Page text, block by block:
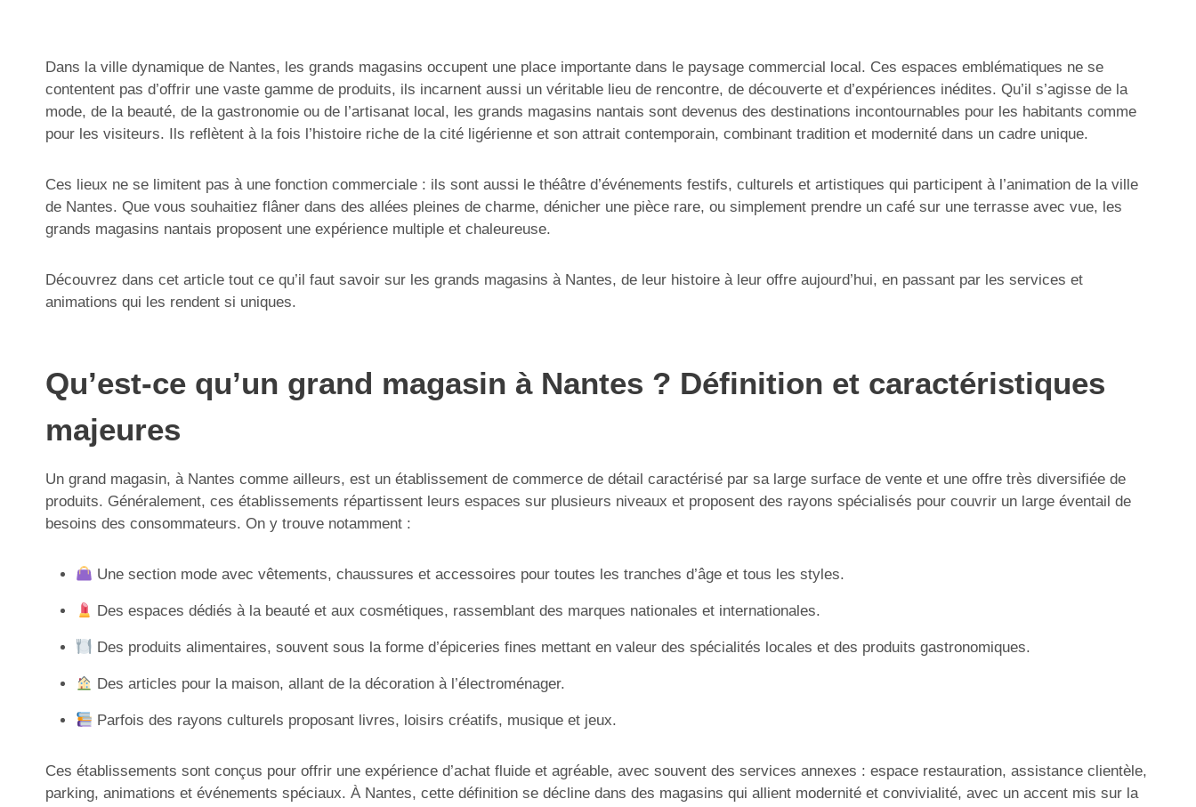
Dans la ville dynamique de Nantes, les grands magasins occupent une place importante dans le paysage commercial local. Ces espaces emblématiques ne se
contentent pas d’offrir une vaste gamme de produits, ils incarnent aussi un véritable lieu de rencontre, de découverte et d’expériences inédites. Qu’il s’agisse de la
mode, de la beauté, de la gastronomie ou de l’artisanat local, les grands magasins nantais sont devenus des destinations incontournables pour les habitants comme
pour les visiteurs. Ils reflètent à la fois l’histoire riche de la cité ligérienne et son attrait contemporain, combinant tradition et modernité dans un cadre unique.
Ces lieux ne se limitent pas à une fonction commerciale : ils sont aussi le théâtre d’événements festifs, culturels et artistiques qui participent à l’animation de la ville
de Nantes. Que vous souhaitiez flâner dans des allées pleines de charme, dénicher une pièce rare, ou simplement prendre un café sur une terrasse avec vue, les
grands magasins nantais proposent une expérience multiple et chaleureuse.
Découvrez dans cet article tout ce qu’il faut savoir sur les grands magasins à Nantes, de leur histoire à leur offre aujourd’hui, en passant par les services et
animations qui les rendent si uniques.
Qu’est-ce qu’un grand magasin à Nantes ? Définition et caractéristiques
majeures
Un grand magasin, à Nantes comme ailleurs, est un établissement de commerce de détail caractérisé par sa large surface de vente et une offre très diversifiée de
produits. Généralement, ces établissements répartissent leurs espaces sur plusieurs niveaux et proposent des rayons spécialisés pour couvrir un large éventail de
besoins des consommateurs. On y trouve notamment :
Une section mode avec vêtements, chaussures et accessoires pour toutes les tranches d’âge et tous les styles.
Des espaces dédiés à la beauté et aux cosmétiques, rassemblant des marques nationales et internationales.
Des produits alimentaires, souvent sous la forme d’épiceries fines mettant en valeur des spécialités locales et des produits gastronomiques.
Des articles pour la maison, allant de la décoration à l’électroménager.
Parfois des rayons culturels proposant livres, loisirs créatifs, musique et jeux.
Ces établissements sont conçus pour offrir une expérience d’achat fluide et agréable, avec souvent des services annexes : espace restauration, assistance clientèle,
parking, animations et événements spéciaux. À Nantes, cette définition se décline dans des magasins qui allient modernité et convivialité, avec un accent mis sur la